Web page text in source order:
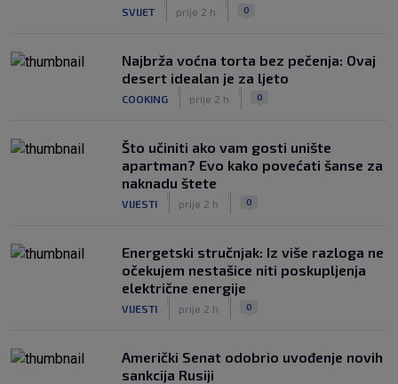
SVIJET prije 2 h 0
Najbrža voćna torta bez pečenja: Ovaj
desert idealan je za ljeto
COOKING prije 2 h 0
Što učiniti ako vam gosti unište
apartman? Evo kako povećati šanse za
naknadu štete
VIJESTI prije 2 h 0
Energetski stručnjak: Iz više razloga ne
očekujem nestašice niti poskupljenja
električne energije
VIJESTI prije 2 h 0
Američki Senat odobrio uvođenje novih
sankcija Rusiji